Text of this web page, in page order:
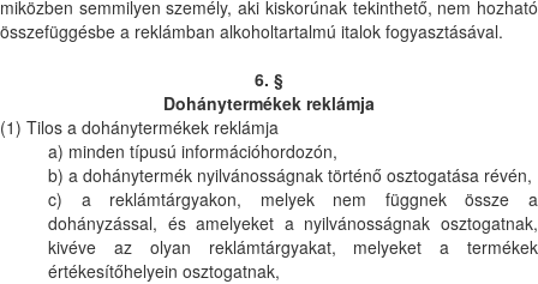
miközben semmilyen személy, aki kiskorúnak tekinthető, nem hozható
összefüggésbe a reklámban alkoholtartalmú italok fogyasztásával.
6. §
Dohánytermékek reklámja
(1) Tilos a dohánytermékek reklámja
a) minden típusú információhordozón,
b) a dohánytermék nyilvánosságnak történő osztogatása révén,
c) a reklámtárgyakon, melyek nem függnek össze a
dohányzással, és amelyeket a nyilvánosságnak osztogatnak,
kivéve az olyan reklámtárgyakat, melyeket a termékek
értékesítőhelyein osztogatnak,